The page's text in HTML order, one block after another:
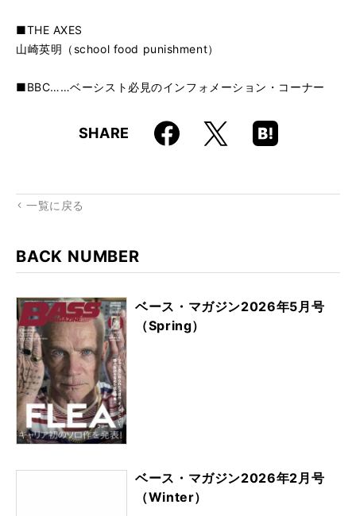
■THE AXES
山崎英明（school food punishment）
■BBC……ベーシスト必見のインフォメーション・コーナー
SHARE Faceboo
k
X
Hatena
Boo
一覧に戻る
BACK NUMBER
ベース・マガジン2026年5月号
（Spring）
ベース・マガジン2026年2月号
（Winter）